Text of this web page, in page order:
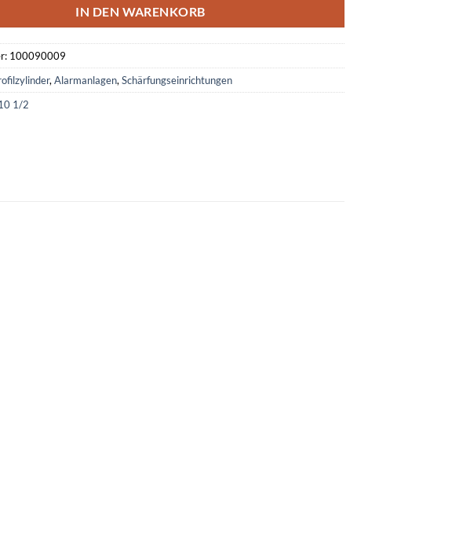
IN DEN WARENKORB
100090009
,Alarmanlagen,Schärfungseinrichtungen
1/2